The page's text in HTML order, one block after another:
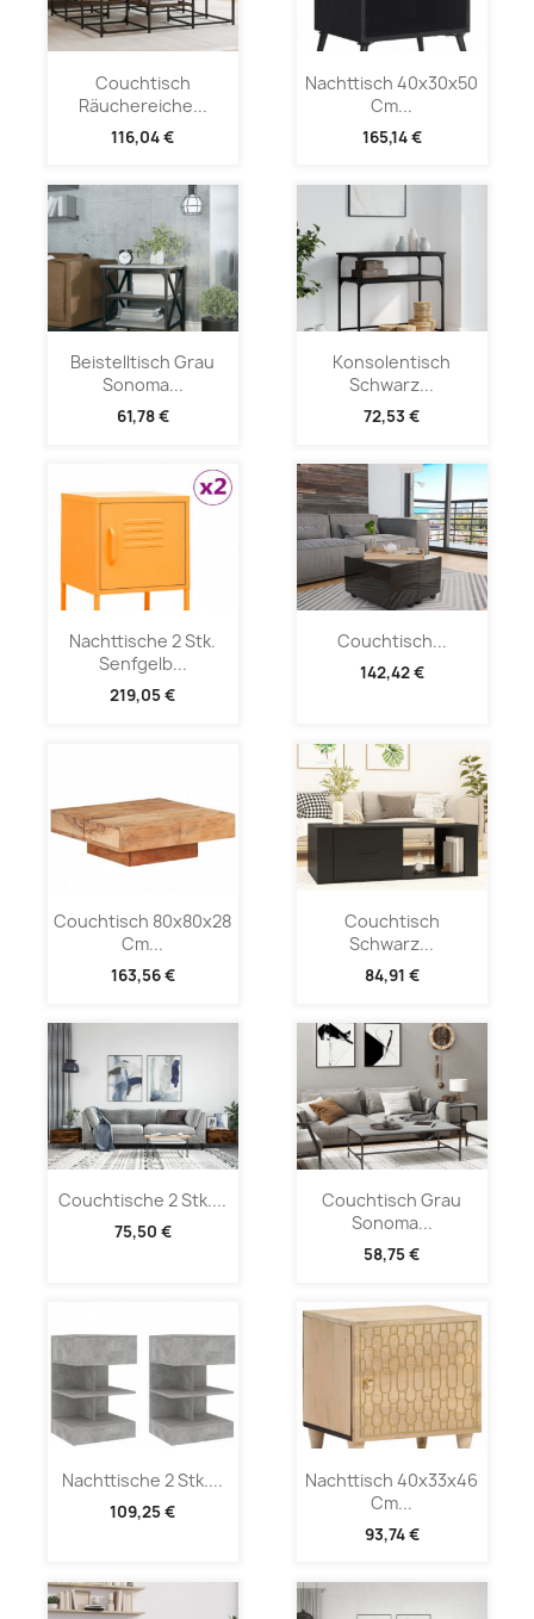
Couchtisch
Räuchereiche...
116,04 €
Nachttisch 40x30x50
Cm...
165,14 €
Beistelltisch Grau
Sonoma...
61,78 €
Konsolentisch
Schwarz...
72,53 €
Nachttische 2 Stk.
Senfgelb...
219,05 €
Couchtisch...
142,42 €
Couchtisch 80x80x28
Cm...
163,56 €
Couchtisch
Schwarz...
84,91 €
Couchtische 2 Stk....
75,50 €
Couchtisch Grau
Sonoma...
58,75 €
Nachttische 2 Stk....
109,25 €
Nachttisch 40x33x46
Cm...
93,74 €